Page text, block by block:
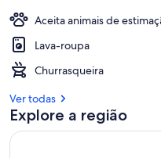
Aceita animais de
Lava-roupa
Churrasqueira
Ver todas
Explore a região